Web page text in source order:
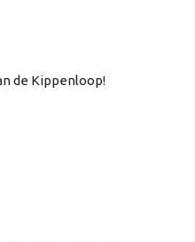
de Kippenloop!